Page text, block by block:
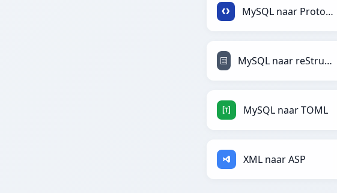
MySQL naar Protobuf
MySQL naar reStructuredText
MySQL naar TOML
XML naar ASP